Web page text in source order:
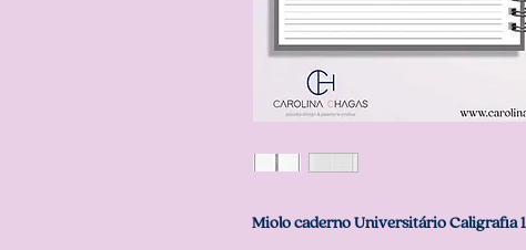
Miolo caderno Universitário Caligrafia 1